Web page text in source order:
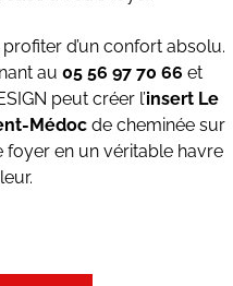
d’un confort absolu.
au 05 56 97 70 66 et
peut créer l’insert Le
Médoc de cheminée sur
en un véritable havre